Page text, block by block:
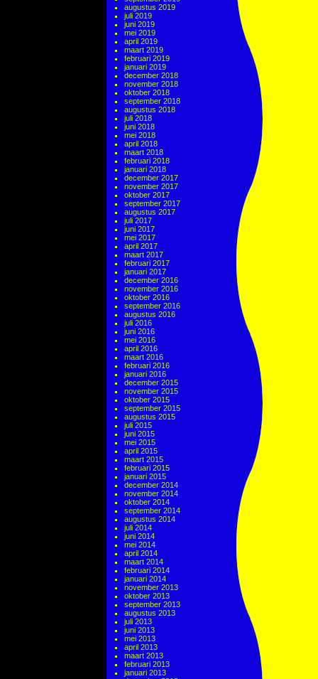
augustus 2019
juli 2019
juni 2019
mei 2019
april 2019
maart 2019
februari 2019
januari 2019
december 2018
november 2018
oktober 2018
september 2018
augustus 2018
juli 2018
juni 2018
mei 2018
april 2018
maart 2018
februari 2018
januari 2018
december 2017
november 2017
oktober 2017
september 2017
augustus 2017
juli 2017
juni 2017
mei 2017
april 2017
maart 2017
februari 2017
januari 2017
december 2016
november 2016
oktober 2016
september 2016
augustus 2016
juli 2016
juni 2016
mei 2016
april 2016
maart 2016
februari 2016
januari 2016
december 2015
november 2015
oktober 2015
september 2015
augustus 2015
juli 2015
juni 2015
mei 2015
april 2015
maart 2015
februari 2015
januari 2015
december 2014
november 2014
oktober 2014
september 2014
augustus 2014
juli 2014
juni 2014
mei 2014
april 2014
maart 2014
februari 2014
januari 2014
november 2013
oktober 2013
september 2013
augustus 2013
juli 2013
juni 2013
mei 2013
april 2013
maart 2013
februari 2013
januari 2013